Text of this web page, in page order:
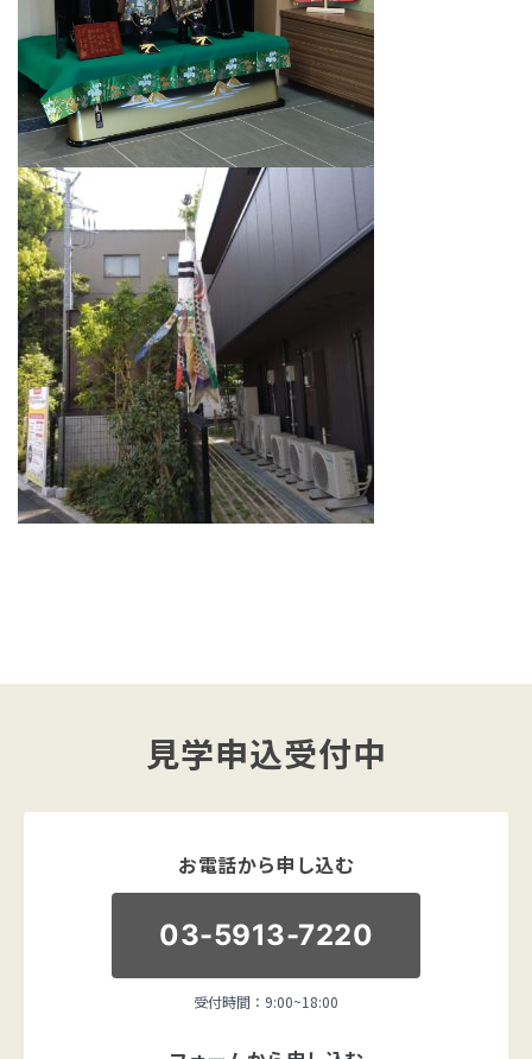
見学申込受付中
お電話から申し込む
03-5913-7220
受付時間：9:00~18:00